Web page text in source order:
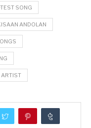
SONG
ANDOLAN
ARTIST